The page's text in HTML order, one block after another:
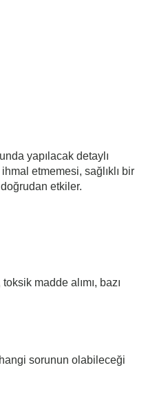
yapılacak detaylı
etmemesi, sağlıklı bir
etkiler.
madde alımı, bazı
sorunun olabileceği